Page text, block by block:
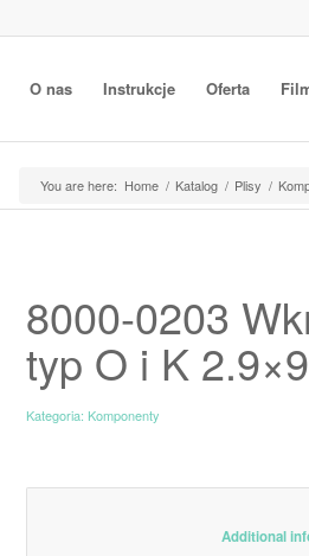
O nas Instrukcje Oferta
You are here: Home / Katalog / Plisy /
8000-0203
typ O i K
Kategoria: Komponenty